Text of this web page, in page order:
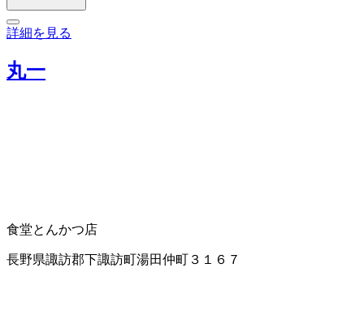
詳細を見る
丸一
食堂とんかつ店
長野県諏訪郡下諏訪町湯田仲町３１６７